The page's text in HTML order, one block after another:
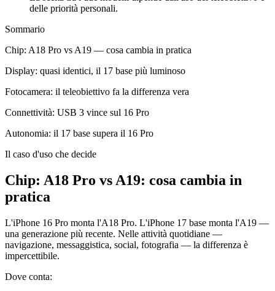
delle priorità personali.
Sommario
Chip: A18 Pro vs A19 — cosa cambia in pratica
Display: quasi identici, il 17 base più luminoso
Fotocamera: il teleobiettivo fa la differenza vera
Connettività: USB 3 vince sul 16 Pro
Autonomia: il 17 base supera il 16 Pro
Il caso d'uso che decide
Chip: A18 Pro vs A19: cosa cambia in
pratica
L'iPhone 16 Pro monta l'A18 Pro. L'iPhone 17 base monta l'A19 —
una generazione più recente. Nelle attività quotidiane —
navigazione, messaggistica, social, fotografia — la differenza è
impercettibile.
Dove conta: